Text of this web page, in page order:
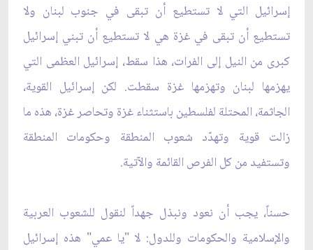
إسرائيل التي لا تستطيع أن تبقى في جنوب لبنان ولا
تستطيع أن تبقى في غزة هي لا تستطيع أن تبني إسرائيل
كبرى من النيل إلى الفرات، هذا سقط، إسرائيل العظمى التي
يهزمها لبنان وتهزمها غزة سقطت. لكن إسرائيل القوية،
الجاثمة، المحتلة لفلسطين باستثناء غزة وتحاصر غزة، هذه ما
زالت قوية وتهدّد شعوب المنطقة وحكومات المنطقة
وتستفيد من كل الفرص القائمة والآتية.
حسناً، يجب أن نعود ونبذل جهداً لنقول للشعوب العربية
والإسلامية والحكومات وللدول: لا "يا عمي" هذه إسرائيل